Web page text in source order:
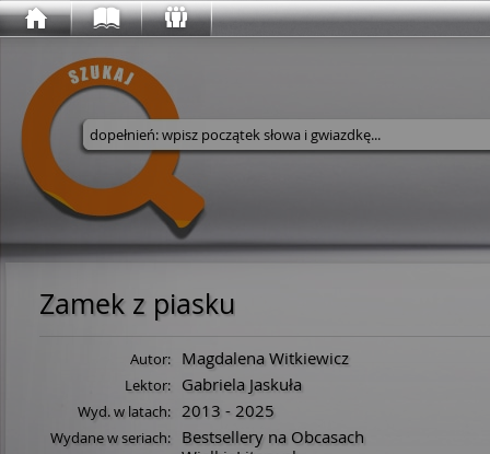
Wyszukaj w serwisie
Zamek z piasku
Autor: Magdalena Witkiewicz
Lektor: Gabriela Jaskuła
Wyd. w latach: 2013 - 2025
Wydane w seriach:
Bestsellery na Obcasach